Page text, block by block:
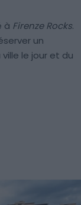
à Firenze Rocks.
un
le jour et du